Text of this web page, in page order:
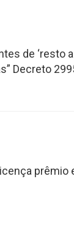
de ‘resto
Decreto
prêmio